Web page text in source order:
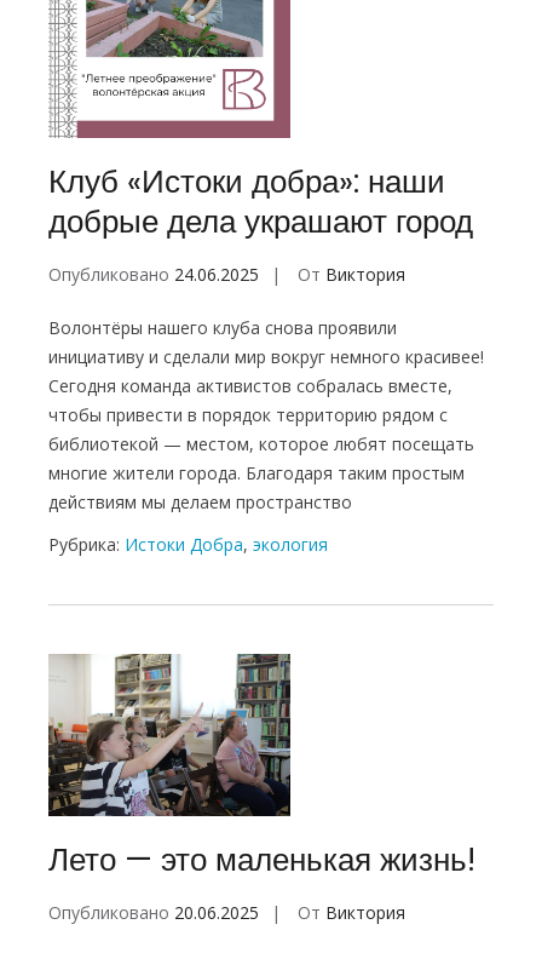
Клуб «Истоки добра»: наши
добрые дела украшают город
Опубликовано 24.06.2025 От Виктория
Волонтёры нашего клуба снова проявили
инициативу и сделали мир вокруг немного красивее!
Сегодня команда активистов собралась вместе,
чтобы привести в порядок территорию рядом с
библиотекой — местом, которое любят посещать
многие жители города. Благодаря таким простым
действиям мы делаем пространство
Рубрика: Истоки Добра, экология
Лето — это маленькая жизнь!
Опубликовано 20.06.2025 От Виктория